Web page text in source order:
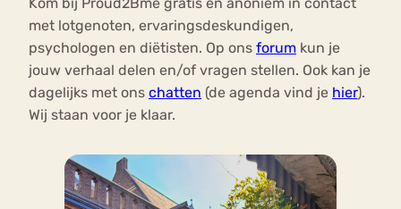
met lotgenoten, ervaringsdeskundigen,
psychologen en diëtisten. Op ons forum kun je
jouw verhaal delen en/of vragen stellen. Ook kan je
dagelijks met ons chatten (de agenda vind je hier).
Wij staan voor je klaar.